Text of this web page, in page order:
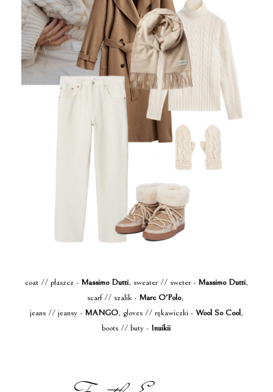
coat // płaszcz - Massimo Dutti, sweater // sweter - Massimo Dutti,
scarf // szalik - Marc O'Polo,
jeans // jeansy - MANGO, gloves // rękawiczki - Wool So Cool,
boots // buty - Inuikii